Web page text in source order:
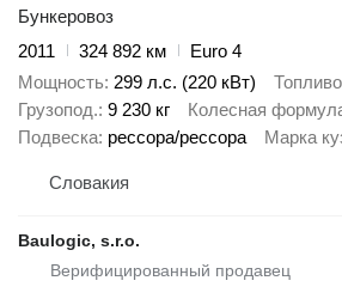
Бункеровоз
2011
324 892 км
Euro 4
Мощность 299 л.с. (220 кВт) Топливо
Грузопод. 9 230 кг Колесная
Подвеска рессора/рессора Марка
Словакия
Baulogic, s.r.o.